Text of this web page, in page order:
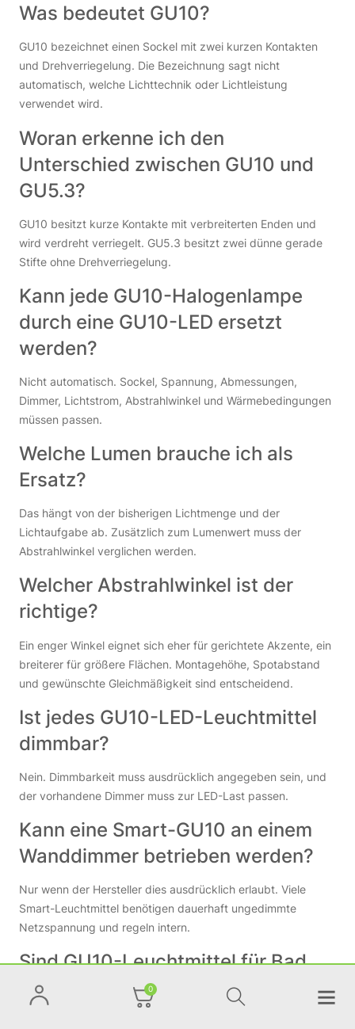
0
Was bedeutet GU10?
GU10 bezeichnet einen Sockel mit zwei kurzen Kontakten
und Drehverriegelung. Die Bezeichnung sagt nicht
automatisch, welche Lichttechnik oder Lichtleistung
verwendet wird.
Woran erkenne ich den
Unterschied zwischen GU10 und
GU5.3?
GU10 besitzt kurze Kontakte mit verbreiterten Enden und
wird verdreht verriegelt. GU5.3 besitzt zwei dünne gerade
Stifte ohne Drehverriegelung.
Kann jede GU10-Halogenlampe
durch eine GU10-LED ersetzt
werden?
Nicht automatisch. Sockel, Spannung, Abmessungen,
Dimmer, Lichtstrom, Abstrahlwinkel und Wärmebedingungen
müssen passen.
Welche Lumen brauche ich als
Ersatz?
Das hängt von der bisherigen Lichtmenge und der
Lichtaufgabe ab. Zusätzlich zum Lumenwert muss der
Abstrahlwinkel verglichen werden.
Welcher Abstrahlwinkel ist der
richtige?
Ein enger Winkel eignet sich eher für gerichtete Akzente, ein
breiterer für größere Flächen. Montagehöhe, Spotabstand
und gewünschte Gleichmäßigkeit sind entscheidend.
Ist jedes GU10-LED-Leuchtmittel
dimmbar?
Nein. Dimmbarkeit muss ausdrücklich angegeben sein, und
der vorhandene Dimmer muss zur LED-Last passen.
Kann eine Smart-GU10 an einem
Wanddimmer betrieben werden?
Nur wenn der Hersteller dies ausdrücklich erlaubt. Viele
Smart-Leuchtmittel benötigen dauerhaft ungedimmte
Netzspannung und regeln intern.
Sind GU10-Leuchtmittel für Bad
und Außenbereich geeignet?